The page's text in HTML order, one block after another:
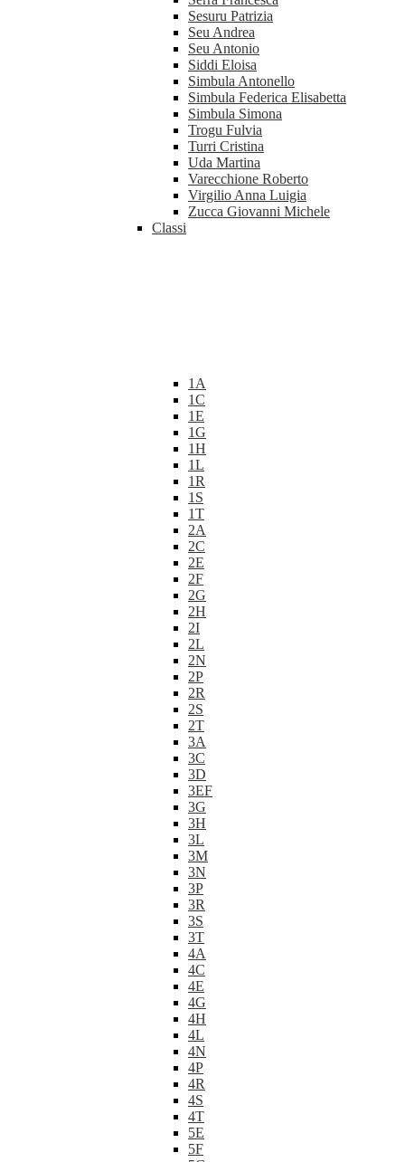
Sesuru Patrizia
Seu Andrea
Seu Antonio
Siddi Eloisa
Simbula Antonello
Simbula Federica Elisabetta
Simbula Simona
Trogu Fulvia
Turri Cristina
Uda Martina
Varecchione Roberto
Virgilio Anna Luigia
Zucca Giovanni Michele
Classi
1A
1C
1E
1G
1H
1L
1R
1S
1T
2A
2C
2E
2F
2G
2H
2I
2L
2N
2P
2R
2S
2T
3A
3C
3D
3EF
3G
3H
3L
3M
3N
3P
3R
3S
3T
4A
4C
4E
4G
4H
4L
4N
4P
4R
4S
4T
5E
5F